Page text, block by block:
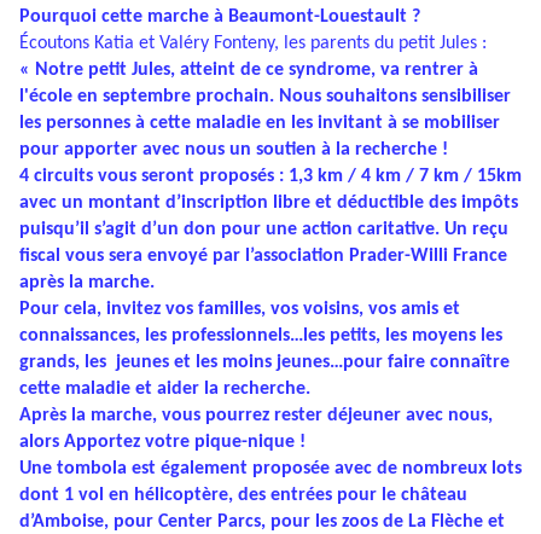
Pourquoi cette marche à Beaumont-Louestault ?
Écoutons Katia et Valéry Fonteny, les parents du petit Jules :
« Notre petit Jules, atteint de ce syndrome, va rentrer à
l'école en septembre prochain. Nous souhaitons sensibiliser
les personnes à cette maladie en les invitant à se mobiliser
pour apporter avec nous un soutien à la recherche !
4 circuits vous seront proposés : 1,3 km / 4 km / 7 km / 15km
avec un montant d’inscription libre et déductible des impôts
puisqu’il s’agit d’un don pour une action caritative. Un reçu
fiscal vous sera envoyé par l’association Prader-Willi France
après la marche.
Pour cela, invitez vos familles, vos voisins, vos amis et
connaissances, les professionnels…les petits, les moyens les
grands, les jeunes et les moins jeunes…pour faire connaître
cette maladie et aider la recherche.
Après la marche, vous pourrez rester déjeuner avec nous,
alors Apportez votre pique-nique !
Une tombola est également proposée avec de nombreux lots
dont 1 vol en hélicoptère, des entrées pour le château
d’Amboise, pour Center Parcs, pour les zoos de La Flèche et